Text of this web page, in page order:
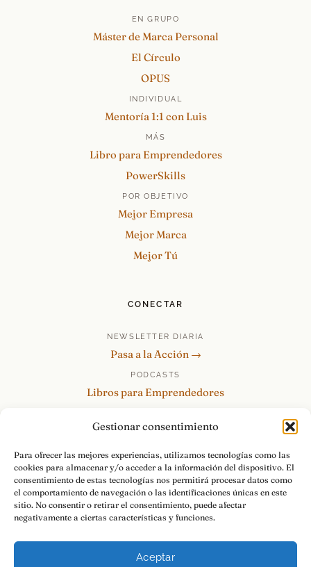
Gestionar consentimiento
Para ofrecer las mejores experiencias, utilizamos tecnologías como las
cookies para almacenar y/o acceder a la información del dispositivo. El
consentimiento de estas tecnologías nos permitirá procesar datos como
el comportamiento de navegación o las identificaciones únicas en este
sitio. No consentir o retirar el consentimiento, puede afectar
negativamente a ciertas características y funciones.
Aceptar
EN GRUPO
Máster de Marca Personal
El Círculo
OPUS
INDIVIDUAL
Mentoría 1:1 con Luis
MÁS
Libro para Emprendedores
PowerSkills
POR OBJETIVO
Mejor Empresa
Mejor Marca
Mejor Tú
CONECTAR
NEWSLETTER DIARIA
Pasa a la Acción →
PODCASTS
Libros para Emprendedores
re:Invéntate / PowerSkills
MENTOR360
HABLAMOS
Contacto y consultas →